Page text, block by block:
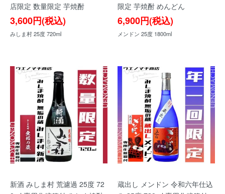
店限定 数量限定 芋焼酎
3,600円(税込)
みしま村 25度 720ml
限定 芋焼酎 めんどん
6,900円(税込)
メンドン 25度 1800ml
新酒 みしま村 荒濾過 25度 72
蔵出し メンドン 令和六年仕込